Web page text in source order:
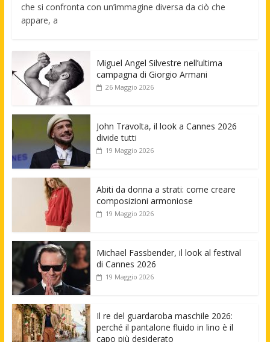
che si confronta con un’immagine diversa da ciò che
appare, a
Miguel Angel Silvestre nell’ultima
campagna di Giorgio Armani
26 Maggio 2026
John Travolta, il look a Cannes 2026
divide tutti
19 Maggio 2026
Abiti da donna a strati: come creare
composizioni armoniose
19 Maggio 2026
Michael Fassbender, il look al festival
di Cannes 2026
19 Maggio 2026
Il re del guardaroba maschile 2026:
perché il pantalone fluido in lino è il
capo più desiderato